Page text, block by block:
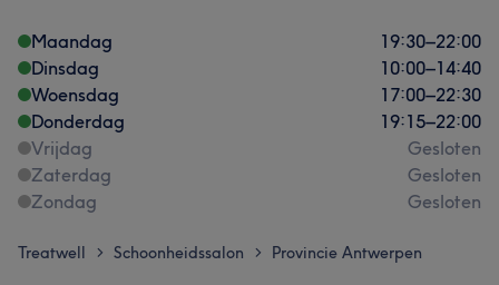
Maandag 19:30–22:00
Dinsdag
10:00–14:40
Woensdag
17:00–22:30
Donderdag
19:15–22:00
Vrijdag
Gesloten
Zaterdag
Gesloten
Zondag
Gesloten
Treatwell > Schoonheidssalon > Provincie Antwerpen